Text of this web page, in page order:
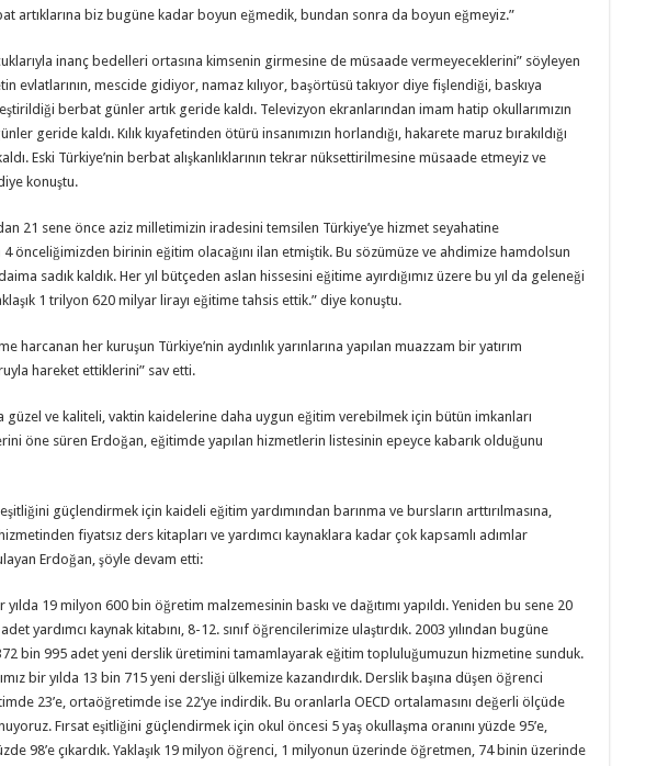
artıklarına biz bugüne kadar boyun eğmedik, bundan sonra da boyun eğmeyiz.”
inanç bedelleri ortasına kimsenin girmesine de müsaade vermeyeceklerini” söyleyen
evlatlarının, mescide gidiyor, namaz kılıyor, başörtüsü takıyor diye fişlendiği, baskıya
berbat günler artık geride kaldı. Televizyon ekranlarından imam hatip okullarımızın
geride kaldı. Kılık kıyafetinden ötürü insanımızın horlandığı, hakarete maruz bırakıldığı
Eski Türkiye’nin berbat alışkanlıklarının tekrar nüksettirilmesine müsaade etmeyiz ve
konuştu.
21 sene önce aziz milletimizin iradesini temsilen Türkiye’ye hizmet seyahatine
4 önceliğimizden birinin eğitim olacağını ilan etmiştik. Bu sözümüze ve ahdimize hamdolsun
sadık kaldık. Her yıl bütçeden aslan hissesini eğitime ayırdığımız üzere bu yıl da geleneği
1 trilyon 620 milyar lirayı eğitime tahsis ettik.” diye konuştu.
harcanan her kuruşun Türkiye’nin aydınlık yarınlarına yapılan muazzam bir yatırım
hareket ettiklerini” sav etti.
güzel ve kaliteli, vaktin kaidelerine daha uygun eğitim verebilmek için bütün imkanları
öne süren Erdoğan, eğitimde yapılan hizmetlerin listesinin epeyce kabarık olduğunu
güçlendirmek için kaideli eğitim yardımından barınma ve bursların arttırılmasına,
fiyatsız ders kitapları ve yardımcı kaynaklara kadar çok kapsamlı adımlar
Erdoğan, şöyle devam etti:
yılda 19 milyon 600 bin öğretim malzemesinin baskı ve dağıtımı yapıldı. Yeniden bu sene 20
yardımcı kaynak kitabını, 8-12. sınıf öğrencilerimize ulaştırdık. 2003 yılından bugüne
bin 995 adet yeni derslik üretimini tamamlayarak eğitim topluluğumuzun hizmetine sunduk.
bir yılda 13 bin 715 yeni dersliği ülkemize kazandırdık. Derslik başına düşen öğrenci
23’e, ortaöğretimde ise 22’ye indirdik. Bu oranlarla OECD ortalamasını değerli ölçüde
Fırsat eşitliğini güçlendirmek için okul öncesi 5 yaş okullaşma oranını yüzde 95’e,
98’e çıkardık. Yaklaşık 19 milyon öğrenci, 1 milyonun üzerinde öğretmen, 74 binin üzerinde